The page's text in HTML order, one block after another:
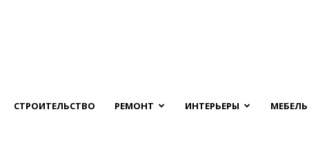
СТРОИТЕЛЬСТВО РЕМОНТ ИНТЕРЬЕРЫ МЕБЕЛЬ